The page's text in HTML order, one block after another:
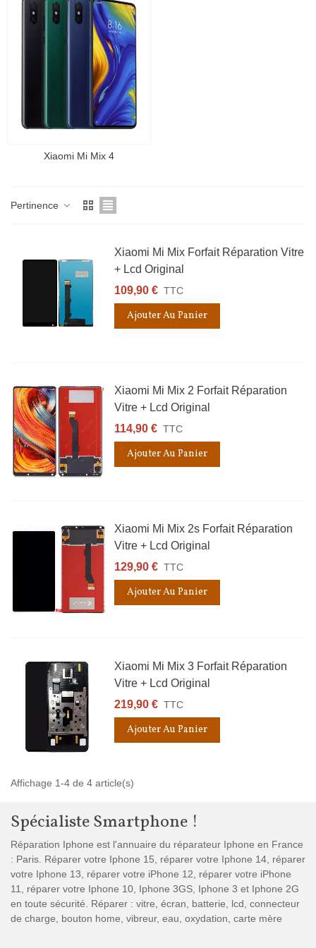
Xiaomi Mi Mix 4
Pertinence
Xiaomi Mi Mix Forfait Réparation Vitre
+ Lcd Original
109,90 € TTC
Ajouter Au Panier
Xiaomi Mi Mix 2 Forfait Réparation
Vitre + Lcd Original
114,90 € TTC
Ajouter Au Panier
Xiaomi Mi Mix 2s Forfait Réparation
Vitre + Lcd Original
129,90 € TTC
Ajouter Au Panier
Xiaomi Mi Mix 3 Forfait Réparation
Vitre + Lcd Original
219,90 € TTC
Ajouter Au Panier
Affichage 1-4 de 4 article(s)
Spécialiste Smartphone !
Réparation Iphone est l'annuaire du réparateur Iphone en France
: Paris. Réparer votre Iphone 15, réparer votre Iphone 14, réparer
votre Iphone 13, réparer votre iPhone 12, réparer votre iPhone
11, réparer votre Iphone 10, Iphone 3GS, Iphone 3 et Iphone 2G
en toute sécurité. Réparer : vitre, écran, batterie, lcd, connecteur
de charge, bouton home, vibreur, eau, oxydation, carte mère